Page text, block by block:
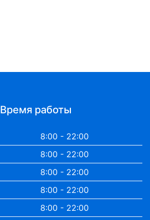
Время работы
8:00 - 22:00
8:00 - 22:00
8:00 - 22:00
8:00 - 22:00
8:00 - 22:00